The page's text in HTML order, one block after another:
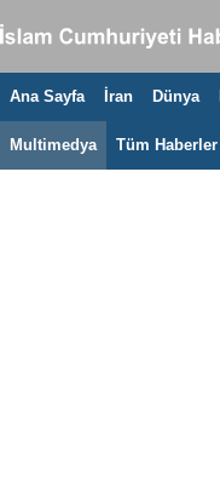
Ana Sayfa İran Dünya
Multimedya Tüm Haberler